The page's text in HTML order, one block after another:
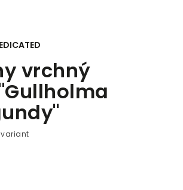
vrchný